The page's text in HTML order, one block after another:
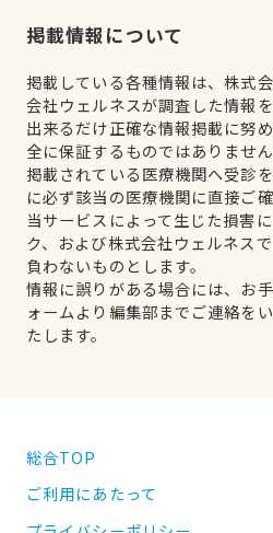
掲載情報について
掲載している各種情報は、株式
会社ウェルネスが調査した情報
出来るだけ正確な情報掲載に努
全に保証するものではありません
掲載されている医療機関へ受診
に必ず該当の医療機関に直接ご確
当サービスによって生じた損害
ク、および株式会社ウェルネス
負わないものとします。
情報に誤りがある場合には、お
ォームより編集部までご連絡を
たします。
総合TOP
ご利用にあたって